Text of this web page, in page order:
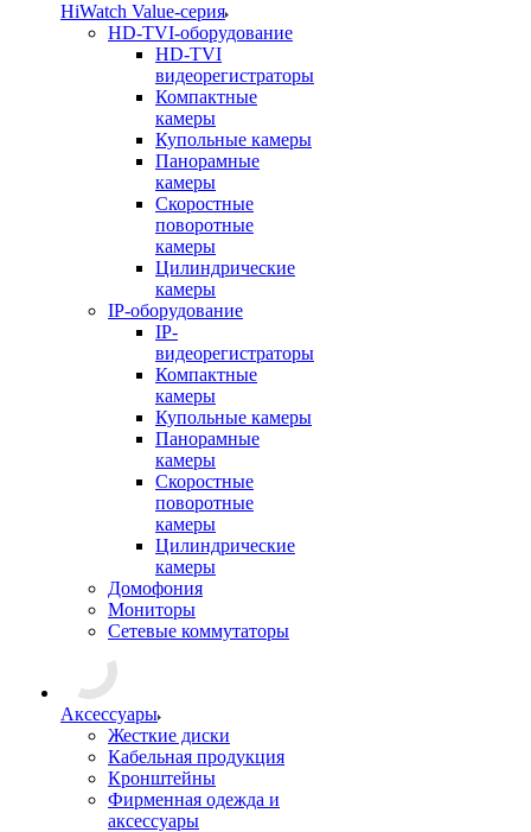
HiWatch Value-серия
HD-TVI-оборудование
HD-TVI
видеорегистраторы
Компактные
камеры
Купольные камеры
Панорамные
камеры
Скоростные
поворотные
камеры
Цилиндрические
камеры
IP-оборудование
IP-
видеорегистраторы
Компактные
камеры
Купольные камеры
Панорамные
камеры
Скоростные
поворотные
камеры
Цилиндрические
камеры
Домофония
Мониторы
Сетевые коммутаторы
Аксессуары
Жесткие диски
Кабельная продукция
Кронштейны
Фирменная одежда и
аксессуары